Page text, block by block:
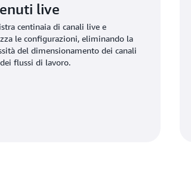
live
centinaia di canali live e
le configurazioni, eliminando la
del dimensionamento dei canali
flussi di lavoro.